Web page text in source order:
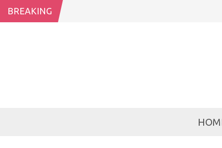
BREAKING